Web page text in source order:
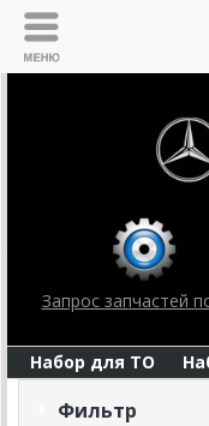
Запрос запчастей
Набор для ТО
Фильтр